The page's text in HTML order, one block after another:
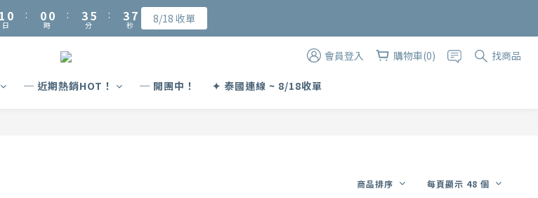
1
0
0
日
:
00
時
:
3
2
5
4
0
分
:
3
2
6
5
秒 8/18 收單
1
0
0
日
:
00
時
:
3
2
5
4
0
分
:
3
2
6
5
秒 8/18 收單
物金、完成指定會員資料填寫可再獲得NT$50元購物金
6
5
1
5
4
3
:
5
4
3
0
5
4
3
0
:
8
7
6
3
9
8
5
:
8
7
69
8/18 收單
會員登入 購物車(0) 找商品
─ 近期熱銷HOT！ ─ 開團中！ ✦ 泰國連線 ~ 8/18收單
商品排序 每頁顯示 48 個